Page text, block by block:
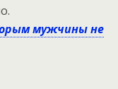
мужчины не